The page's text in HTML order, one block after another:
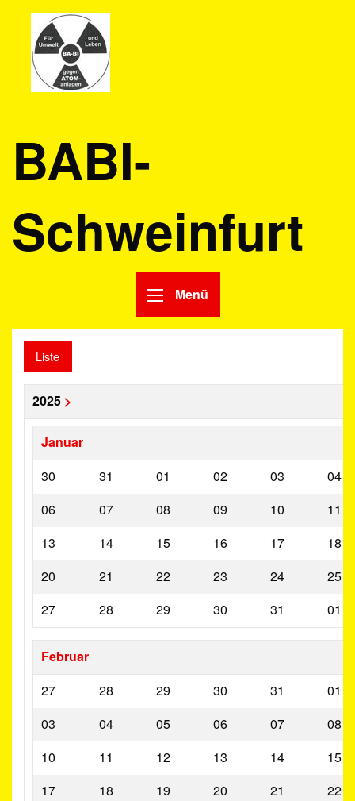
BABI-
Schweinfurt
Menü
Liste
2025 >
Januar
30
31 01 02 03
04
06
07 08 09 10
11
13
14 15 16 17
18
20
21 22 23 24
25
27
28 29 30 31 01
Februar
27
28 29 30 31
01
03
04 05 06 07
08
10
11 12 13 14
15
17
18 19 20 21
22